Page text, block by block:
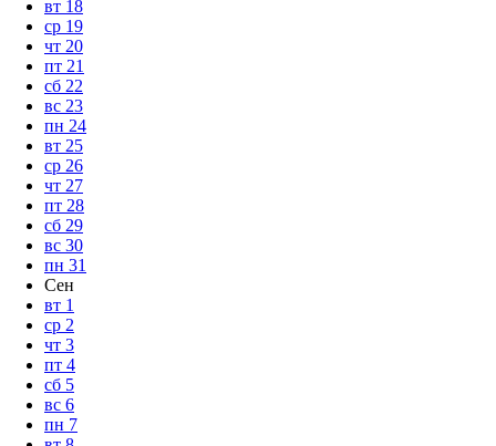
вт 18
ср 19
чт 20
пт 21
сб 22
вс 23
пн 24
вт 25
ср 26
чт 27
пт 28
сб 29
вс 30
пн 31
Сен
вт 1
ср 2
чт 3
пт 4
сб 5
вс 6
пн 7